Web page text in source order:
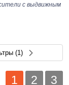
с выдвижным
(1)
1 2 3